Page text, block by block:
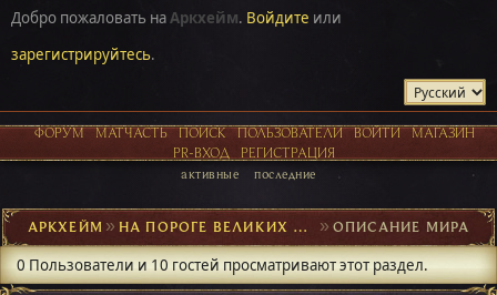
Добро пожаловать наАркхейм. Войдите или
зарегистрируйтесь.
ФОРУМ МАТЧАСТЬ ПОИСК ПОЛЬЗОВАТЕЛИ ВОЙТИ
МАГАЗИН
PR-ВХОД
РЕГИСТРАЦИЯ
активные последние
АРКХЕЙМ ► НА ПОРОГЕ ВЕЛИКИХ ОТКРЫТИЙ ►ОПИСАНИЕ МИРА
0 Пользователи и 10 гостей просматривают этот раздел.